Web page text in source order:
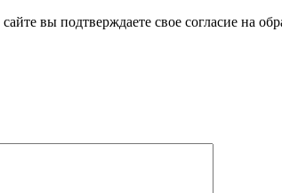
вы подтверждаете свое согласие на